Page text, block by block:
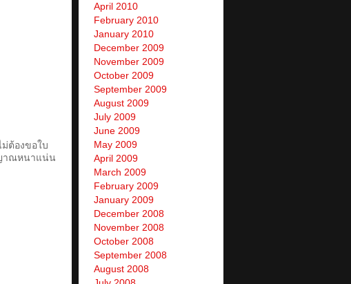
ต้องขอใบ
าณหนาแน่น
April 2010
February 2010
January 2010
December 2009
November 2009
October 2009
September 2009
August 2009
July 2009
June 2009
May 2009
April 2009
March 2009
February 2009
January 2009
December 2008
November 2008
October 2008
September 2008
August 2008